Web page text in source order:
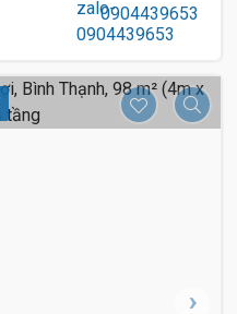
0904439653